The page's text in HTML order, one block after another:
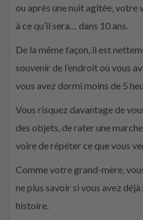
ou après une nuit agitée, votre
à ce qu’il sera… dans 10 ans.
De la même façon, il est
souvenir de l’endroit où vous
vous avez dormi moins de 5
Vous risquez davantage de
des objets, de rater une
voire de répéter ce que vous
Comme votre grand-mère,
ne plus savoir si vous avez
histoire.